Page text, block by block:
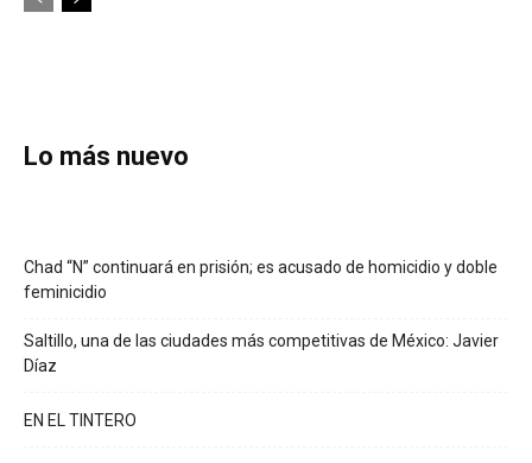
Lo más nuevo
Chad “N” continuará en prisión; es acusado de homicidio y doble
feminicidio
Saltillo, una de las ciudades más competitivas de México: Javier
Díaz
EN EL TINTERO